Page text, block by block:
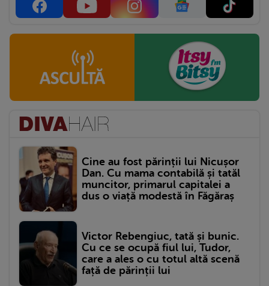
Cine au fost părinții lui Nicușor
Dan. Cu mama contabilă și tatăl
muncitor, primarul capitalei a
dus o viață modestă în Făgăraș
Victor Rebengiuc, tată și bunic.
Cu ce se ocupă fiul lui, Tudor,
care a ales o cu totul altă scenă
față de părinții lui